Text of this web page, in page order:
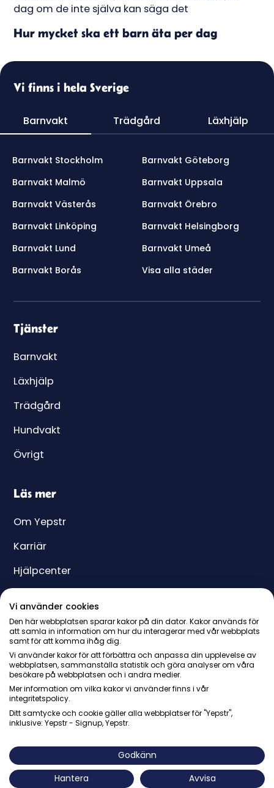
Hur mycket ska ett barn äta per dag
Vi finns i hela Sverige
Barnvakt Trädgård Läxhjälp
Barnvakt Stockholm
Barnvakt Göteborg
Barnvakt Malmö
Barnvakt Uppsala
Barnvakt Västerås
Barnvakt Örebro
Barnvakt Linköping
Barnvakt Helsingborg
Barnvakt Lund
Barnvakt Umeå
Barnvakt Borås
Visa alla städer
Tjänster
Barnvakt
Läxhjälp
Trädgård
Hundvakt
Övrigt
Läs mer
Om Yepstr
Karriär
Hjälpcenter
Pris
Presentkort
Johanneshov
Vi använder cookies
Den här webbplatsen sparar kakor på din dator. Kakor används för
att samla in information om hur du interagerar med vår webbplats
samt för att komma ihåg dig.
Vi använder kakor för att förbättra och anpassa din upplevelse av
webbplatsen, sammanställa statistik och göra analyser om våra
besökare på webbplatsen och i andra medier.
Mer information om vilka kakor vi använder finns i vår
integritetspolicy.
Ditt samtycke och cookie gäller alla webbplatser för "Yepstr",
inklusive: Yepstr - Signup, Yepstr.
Godkänn
Hantera
Avvisa